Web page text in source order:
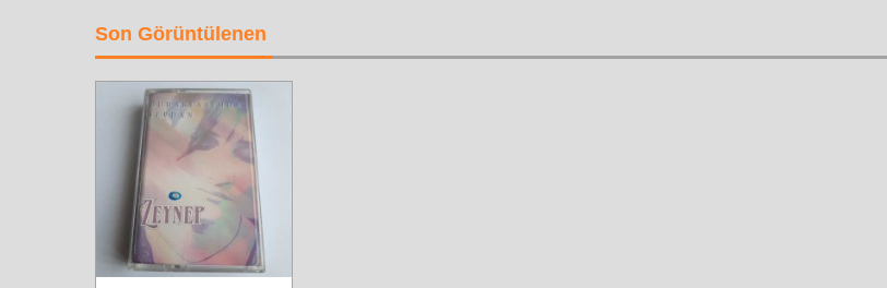
Son Görüntülenen